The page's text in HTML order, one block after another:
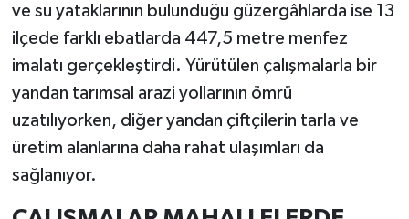
ve su yataklarının bulunduğu güzergâhlarda ise 13
ilçede farklı ebatlarda 447,5 metre menfez
imalatı gerçekleştirdi. Yürütülen çalışmalarla bir
yandan tarımsal arazi yollarının ömrü
uzatılıyorken, diğer yandan çiftçilerin tarla ve
üretim alanlarına daha rahat ulaşımları da
sağlanıyor.